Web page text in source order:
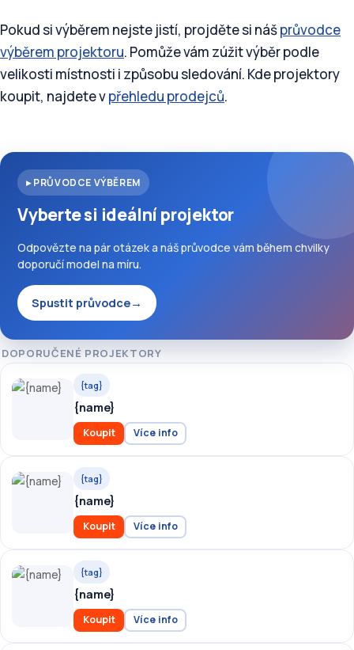
Pokud si výběrem nejste jistí, projděte si nášprůvodce
výběrem projektoru. Pomůže vám zúžit výběr podle
velikosti místnosti i způsobu sledování. Kde projektory
koupit, najdete vpřehledu prodejců.
▸ PRŮVODCE VÝBĚREM
Vyberte si ideální projektor
Odpovězte na pár otázek a náš průvodce vám během chvilky
doporučí model na míru.
Spustit průvodce→
DOPORUČENÉ PROJEKTORY
{tag}
{name}
Koupit Více info
{tag}
{name}
Koupit Více info
{tag}
{name}
Koupit Více info